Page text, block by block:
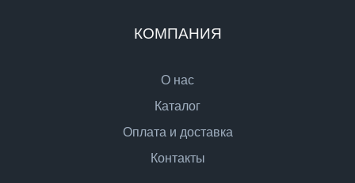
КОМПАНИЯ
О нас
Каталог
Оплата и доставка
Контакты